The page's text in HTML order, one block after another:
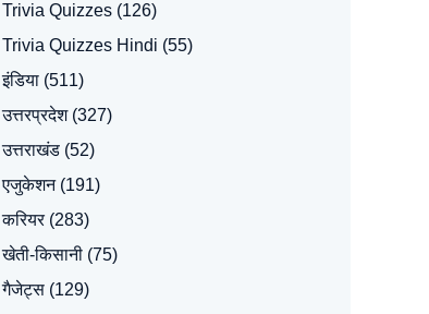
Trivia Quizzes(126)
Trivia Quizzes Hindi (55)
इंडिया(511)
उत्तरप्रदेश(327)
उत्तराखंड(52)
एजुकेशन(191)
करियर(283)
खेती-किसानी(75)
गैजेट्स(129)